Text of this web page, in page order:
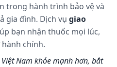
tránh ánh nắng trực tiếp.
trong hành trình bảo vệ và
gia đình. Dịch vụ giao
bạn nhận thuốc mọi lúc,
chính.
Nam khỏe mạnh hơn, bắt